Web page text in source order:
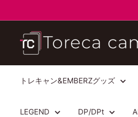
ン
ト
レ
カ
キ
ン
トレキャン&EMBERZグッズ
LEGEND DP/DPt